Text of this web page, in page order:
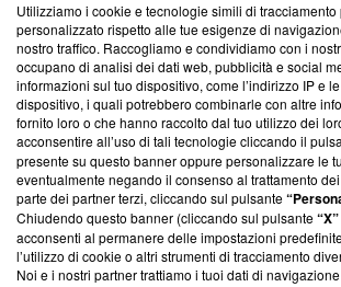
Questa sezione offre informazioni
News, sui nostri processi editoriali e su
creare news di qualità. Inoltre, afferma la
‘Trust Project - News with Integrity’Blasting
ancora membro del programma, ma ha
parte; Trust Project non ha ancora
conformità agli standard.
Su di noi
Team editoriale
Corporate
Utilizziamo i cookie e tecnologie simili di
personalizzato rispetto alle tue esigenze di
nostro traffico. Raccogliamo e condividiamo con i
occupano di analisi dei dati web, pubblicità e social
informazioni sul tuo dispositivo, come l’indirizzo IP e
dispositivo, i quali potrebbero combinarle con altre
fornito loro o che hanno raccolto dal tuo utilizzo dei
acconsentire all’uso di tali tecnologie cliccando il
presente su questo banner oppure personalizzare le
eventualmente negando il consenso al trattamento
parte dei partner terzi, cliccando sul pulsante
Chiudendo questo banner (cliccando sul pulsante“X”
acconsenti al permanere delle impostazioni
l’utilizzo di cookie o altri strumenti di tracciamento
Noi e i nostri partner trattiamo i tuoi dati di